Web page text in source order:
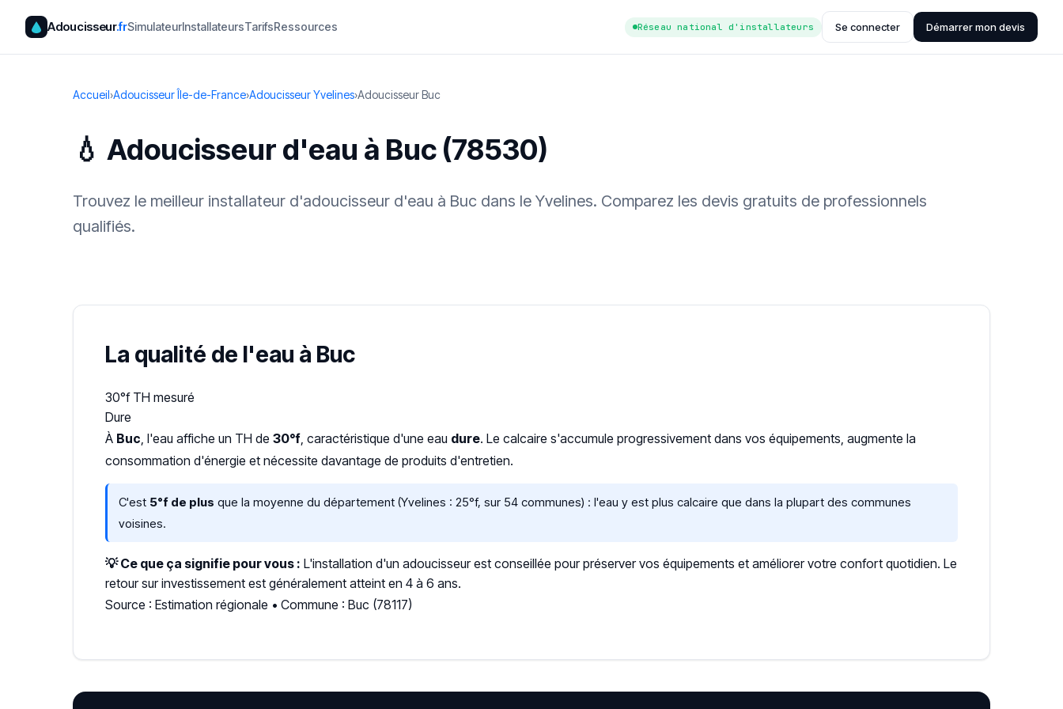
Adoucisseur.frSimulateurInstallateursTarifsRessources Réseau national d'installateurs Se connecter Démarrer mon devis
Accueil›Adoucisseur Île-de-France›Adoucisseur Yvelines›Adoucisseur Buc
💧 Adoucisseur d'eau à Buc (78530)
Trouvez le meilleur installateur d'adoucisseur d'eau à Buc dans le Yvelines. Comparez les devis gratuits de professionnels
qualifiés.
La qualité de l'eau à Buc
30°f TH mesuré
Dure
À Buc, l'eau affiche un TH de 30°f, caractéristique d'une eau dure. Le calcaire s'accumule progressivement dans vos équipements, augmente la
consommation d'énergie et nécessite davantage de produits d'entretien.
C'est 5°f de plus que la moyenne du département (Yvelines : 25°f, sur 54 communes) : l'eau y est plus calcaire que dans la plupart des communes
voisines.
💡 Ce que ça signifie pour vous : L'installation d'un adoucisseur est conseillée pour préserver vos équipements et améliorer votre confort quotidien. Le
retour sur investissement est généralement atteint en 4 à 6 ans.
Source : Estimation régionale • Commune : Buc (78117)